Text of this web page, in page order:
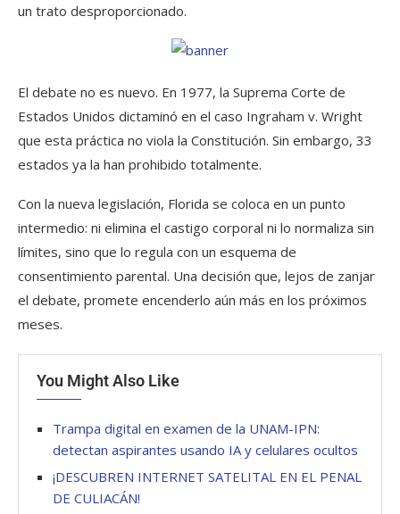
un trato desproporcionado.
El debate no es nuevo. En 1977, la Suprema Corte de
Estados Unidos dictaminó en el caso Ingraham v. Wright
que esta práctica no viola la Constitución. Sin embargo, 33
estados ya la han prohibido totalmente.
Con la nueva legislación, Florida se coloca en un punto
intermedio: ni elimina el castigo corporal ni lo normaliza sin
límites, sino que lo regula con un esquema de
consentimiento parental. Una decisión que, lejos de zanjar
el debate, promete encenderlo aún más en los próximos
meses.
You Might Also Like
Trampa digital en examen de la UNAM-IPN:
detectan aspirantes usando IA y celulares ocultos
¡DESCUBREN INTERNET SATELITAL EN EL PENAL
DE CULIACÁN!